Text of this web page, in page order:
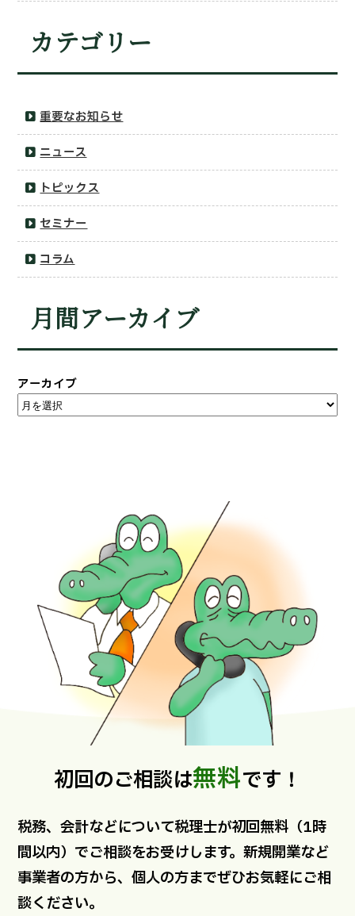
カテゴリー
重要なお知らせ
ニュース
トピックス
セミナー
コラム
月間アーカイブ
アーカイブ
初回のご相談は無料です！
税務、会計などについて税理士が初回無料（1時
間以内）でご相談をお受けします。新規開業など
事業者の方から、個人の方までぜひお気軽にご相
談ください。